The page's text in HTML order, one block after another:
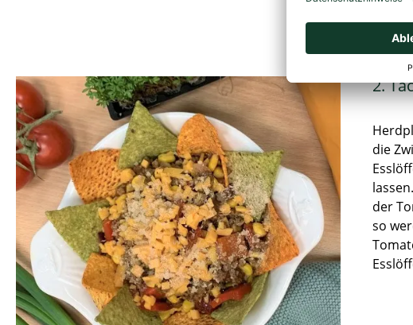
2.
die
der
so